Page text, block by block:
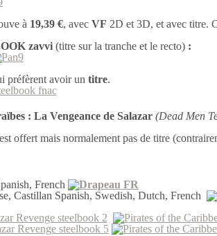
à 19,39 €, avec VF 2D et 3D, et avec titre.
zavvi(titre sur la tranche et le recto) :
préfèrent avoir un titre.
: La Vengeance de Salazar (Dead Men
est offert mais normalement pas de titre
French
Castillan Spanish, Swedish, Dutch, French